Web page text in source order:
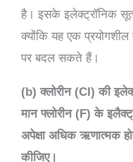
है। इसके इलेक्ट्रॉनिक
क्योंकि यह एक
पर बदल सकते हैं।
(b) क्लोरीन (CI) की
मान फ्लोरीन (F) के
अपेक्षा अधिक ऋणात्मक
कीजिए।